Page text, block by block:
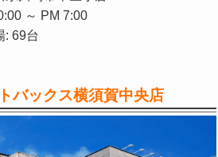
～ PM 7:00
: 69台
バックス横須賀中央店